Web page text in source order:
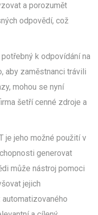
a porozumět
odpovědí, což
k odpovídání na
aby zaměstnanci trávili
mohou se nyní
šetří cenné zdroje a
je jeho možné použití v
generovat
může nástroj pomoci
jejich